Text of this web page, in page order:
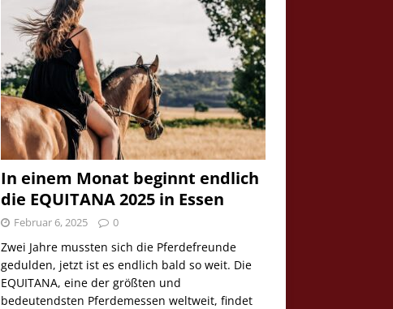
In einem Monat beginnt endlich
die EQUITANA 2025 in Essen
Februar 6, 2025 0
Zwei Jahre mussten sich die Pferdefreunde
gedulden, jetzt ist es endlich bald so weit. Die
EQUITANA, eine der größten und
bedeutendsten Pferdemessen weltweit, findet